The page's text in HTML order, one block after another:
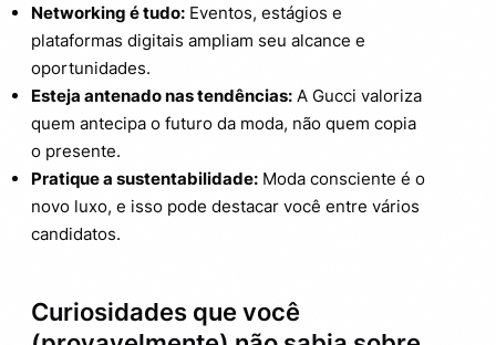
Networking é tudo: Eventos, estágios e
plataformas digitais ampliam seu alcance e
oportunidades.
Esteja antenado nas tendências: A Gucci valoriza
quem antecipa o futuro da moda, não quem copia
o presente.
Pratique a sustentabilidade: Moda consciente é o
novo luxo, e isso pode destacar você entre vários
candidatos.
Curiosidades que você